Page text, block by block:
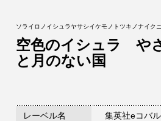
ソライロノイシュラヤサシイケモノトツキノナイクニ
空色のイシュラ や
と月のない国
レーベル名 集英社eコバ